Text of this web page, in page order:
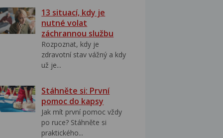
13 situací, kdy je
nutné volat
záchrannou službu
Rozpoznat, kdy je
zdravotní stav vážný a kdy
už je...
Stáhněte si: První
pomoc do kapsy
Jak mít první pomoc vždy
po ruce? Stáhněte si
praktického...